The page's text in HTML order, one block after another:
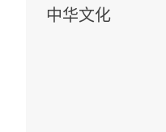
中华文化